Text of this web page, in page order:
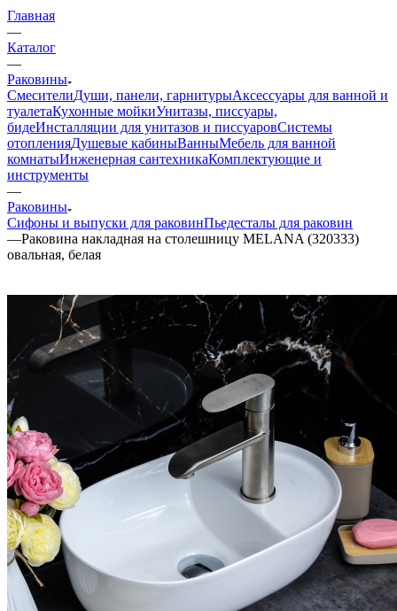
Главная
—
Каталог
—
Раковины
СмесителиДуши, панели, гарнитурыАксессуары для ванной и
туалетаКухонные мойкиУнитазы, писсуары,
бидеИнсталляции для унитазов и писсуаровСистемы
отопленияДушевые кабиныВанныМебель для ванной
комнатыИнженерная сантехникаКомплектующие и
инструменты
—
Раковины
Сифоны и выпуски для раковинПьедесталы для раковин
—Раковина накладная на столешницу MELANA (320333)
овальная, белая